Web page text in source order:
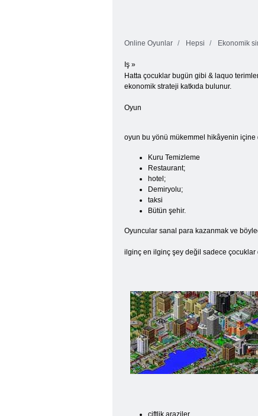
Online Oyunlar Hepsi Ekonomik
Iş »
Hatta çocuklar bugün gibi & laquo
ekonomik strateji katkıda bulunur.
Oyun
oyun bu yönü mükemmel hikâyenin
Kuru Temizleme
Restaurant;
hotel;
Demiryolu;
taksi
Bütün şehir.
Oyuncular sanal para kazanmak ve
ilginç en ilginç şey değil sadece çocuklar
çiftlik araziler.